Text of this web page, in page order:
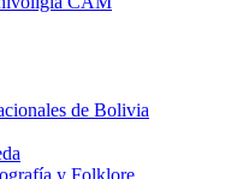
de Bolivia
y Folklore